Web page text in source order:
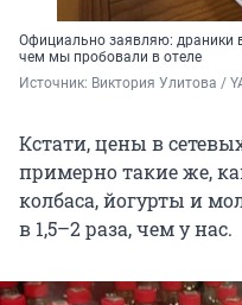
Официально заявляю: драники
чем мы пробовали в отеле
Источник: Виктория Улитова /
Кстати, цены в
примерно такие же,
колбаса, йогурты и
в 1,5–2 раза, чем у нас.